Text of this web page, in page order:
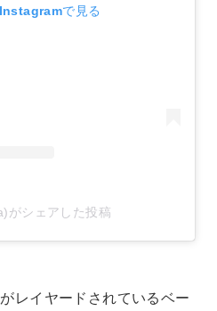
で見る
がシェアした投稿
レイヤードされているベー